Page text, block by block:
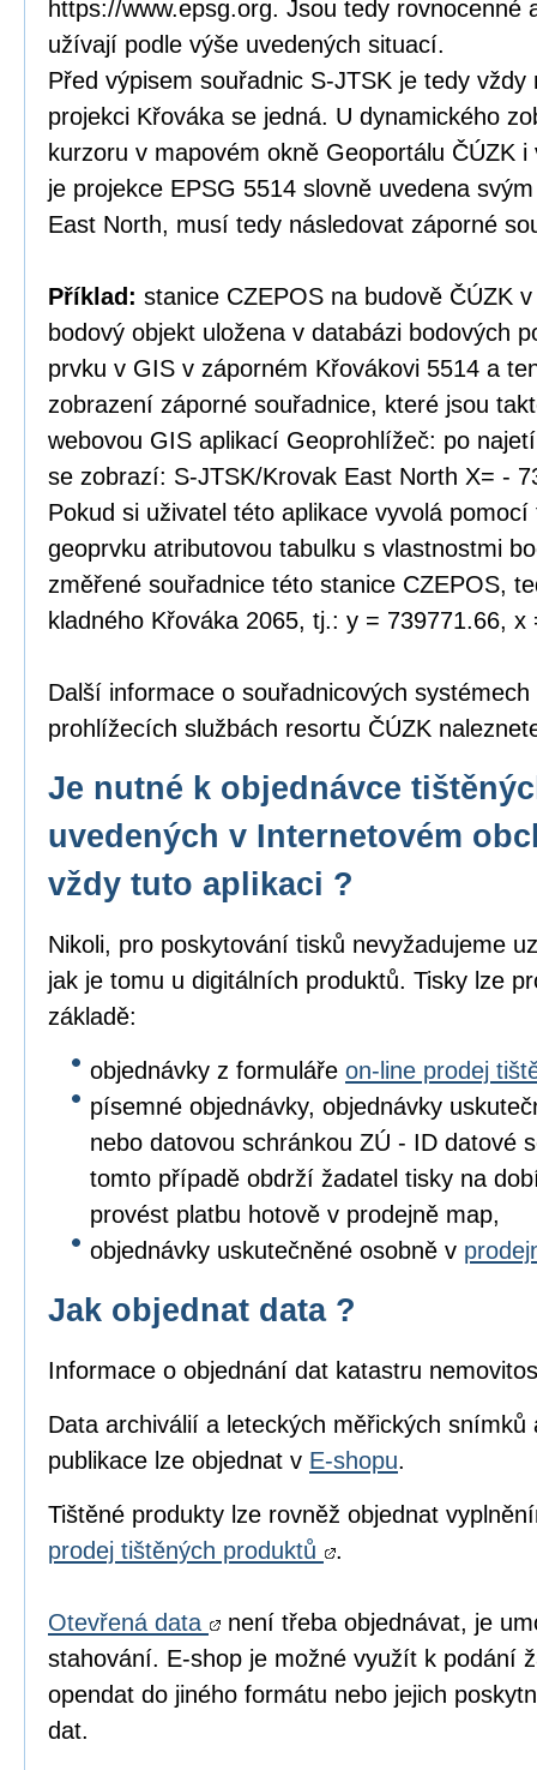
https://www.epsg.org. Jsou tedy rovnocenné
užívají podle výše uvedených situací.
Před výpisem souřadnic S-JTSK je tedy
projekci Křováka se jedná. U dynamického
kurzoru v mapovém okně Geoportálu ČÚZK
je projekce EPSG 5514 slovně uvedena
East North, musí tedy následovat záporné
Příklad: stanice CZEPOS na budově ČÚZK
bodový objekt uložena v databázi bodových
prvku v GIS v záporném Křovákovi 5514 a
zobrazení záporné souřadnice, které jsou
webovou GIS aplikací Geoprohlížeč: po
se zobrazí: S-JTSK/Krovak East North X= -
Pokud si uživatel této aplikace vyvolá
geoprvku atributovou tabulku s vlastnostmi
změřené souřadnice této stanice CZEPOS,
kladného Křováka 2065, tj.: y = 739771.66, x
Další informace o souřadnicových
prohlížecích službách resortu ČÚZK
Je nutné k objednávce
uvedených v Internetovém
vždy tuto aplikaci ?
Nikoli, pro poskytování tisků nevyžadujeme
jak je tomu u digitálních produktů. Tisky lze
základě:
objednávky z formuláře on-line prodej
písemné objednávky, objednávky
nebo datovou schránkou ZÚ - ID datové
tomto případě obdrží žadatel tisky na
provést platbu hotově v prodejně map,
objednávky uskutečněné osobně v
Jak objednat data ?
Informace o objednání dat katastru
Data archiválií a leteckých měřických
publikace lze objednat v E-shopu.
Tištěné produkty lze rovněž objednat
prodej tištěných produktů
.
Otevřená data
není třeba objednávat, je
stahování. E-shop je možné využít k podání
opendat do jiného formátu nebo jejich
dat.